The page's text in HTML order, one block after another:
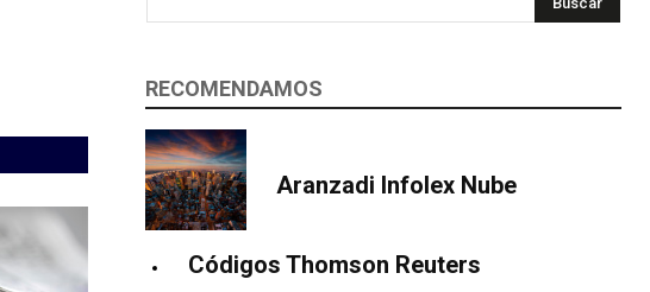
RECOMENDAMOS
Aranzadi Infolex Nube
Códigos Thomson Reuters